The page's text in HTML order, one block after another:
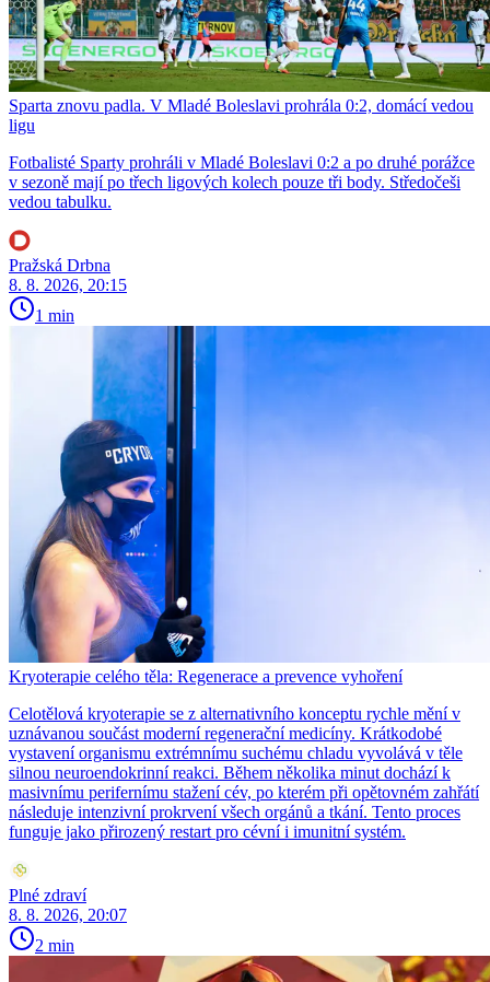
Sparta znovu padla. V Mladé Boleslavi prohrála 0:2, domácí vedou
ligu
Fotbalisté Sparty prohráli v Mladé Boleslavi 0:2 a po druhé porážce
v sezoně mají po třech ligových kolech pouze tři body. Středočeši
vedou tabulku.
Pražská Drbna
8. 8. 2026, 20:15
1 min
Kryoterapie celého těla: Regenerace a prevence vyhoření
Celotělová kryoterapie se z alternativního konceptu rychle mění v
uznávanou součást moderní regenerační medicíny. Krátkodobé
vystavení organismu extrémnímu suchému chladu vyvolává v těle
silnou neuroendokrinní reakci. Během několika minut dochází k
masivnímu perifernímu stažení cév, po kterém při opětovném zahřátí
následuje intenzivní prokrvení všech orgánů a tkání. Tento proces
funguje jako přirozený restart pro cévní i imunitní systém.
Plné zdraví
8. 8. 2026, 20:07
2 min